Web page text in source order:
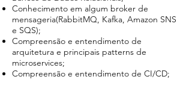
Conhecimento em algum broker de
mensageria(RabbitMQ, Kafka, Amazon SNS
e SQS);
Compreensão e entendimento de
arquitetura e principais patterns de
microservices;
Compreensão e entendimento de CI/CD;